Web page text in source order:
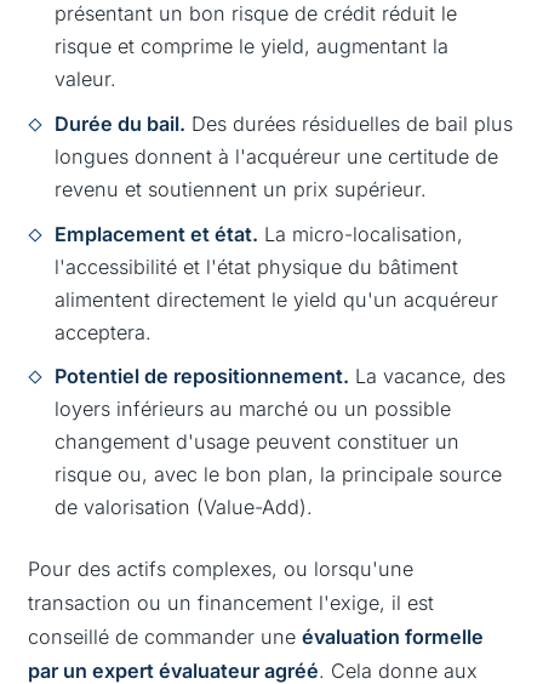
présentant un bon risque de crédit réduit le
risque et comprime le yield, augmentant la
valeur.
Durée du bail. Des durées résiduelles de bail plus
longues donnent à l'acquéreur une certitude de
revenu et soutiennent un prix supérieur.
Emplacement et état. La micro-localisation,
l'accessibilité et l'état physique du bâtiment
alimentent directement le yield qu'un acquéreur
acceptera.
Potentiel de repositionnement. La vacance, des
loyers inférieurs au marché ou un possible
changement d'usage peuvent constituer un
risque ou, avec le bon plan, la principale source
de valorisation (Value-Add).
Pour des actifs complexes, ou lorsqu'une
transaction ou un financement l'exige, il est
conseillé de commander uneévaluation formelle
par un expert évaluateur agréé. Cela donne aux